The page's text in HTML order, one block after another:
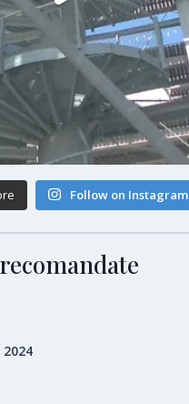
Follow on Instagram